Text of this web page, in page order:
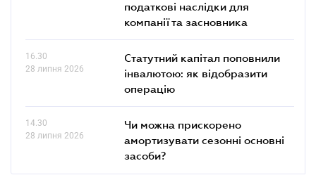
податкові наслідки для
компанії та засновника
16.30
28 липня 2026
Статутний капітал поповнили
інвалютою: як відобразити
операцію
14.30
28 липня 2026
Чи можна прискорено
амортизувати сезонні основні
засоби?